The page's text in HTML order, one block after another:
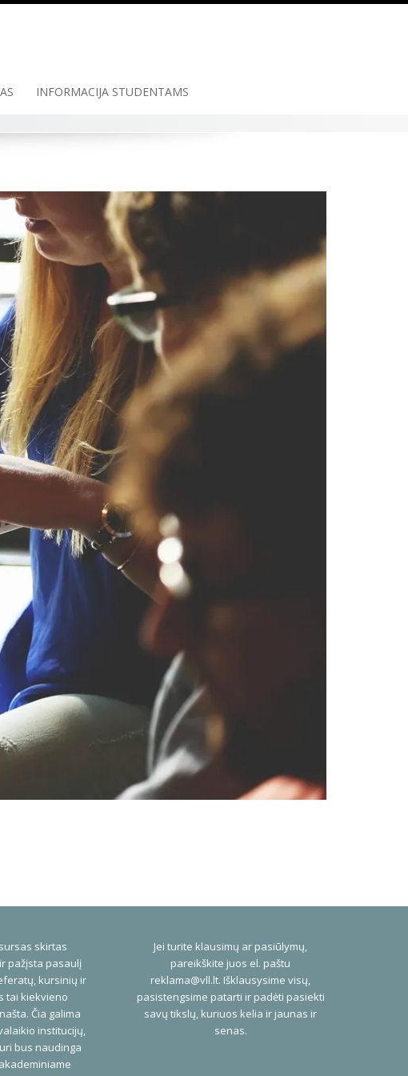
INFORMACIJA STUDENTAMS
skirtas
pažįsta pasaulį
kursinių ir
tai kiekvieno
Čia galima
institucijų,
bus naudinga
Jei turite klausimų ar pasiūlymų,
pareikškite juos el. paštu
reklama@vll.lt. Išklausysime visų,
pasistengsime patarti ir padėti pasiekti
savų tikslų, kuriuos kelia ir jaunas ir
senas.